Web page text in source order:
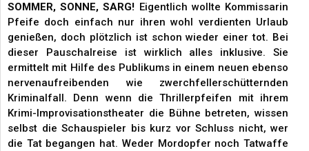
SOMMER, SONNE, SARG! Eigentlich wollte Kommissarin
Pfeife doch einfach nur ihren wohl verdienten Urlaub
genießen, doch plötzlich ist schon wieder einer tot. Bei
dieser Pauschalreise ist wirklich alles inklusive. Sie
ermittelt mit Hilfe des Publikums in einem neuen ebenso
nervenaufreibenden wie zwerchfellerschütternden
Kriminalfall. Denn wenn die Thrillerpfeifen mit ihrem
Krimi-Improvisationstheater die Bühne betreten, wissen
selbst die Schauspieler bis kurz vor Schluss nicht, wer
die Tat begangen hat. Weder Mordopfer noch Tatwaffe